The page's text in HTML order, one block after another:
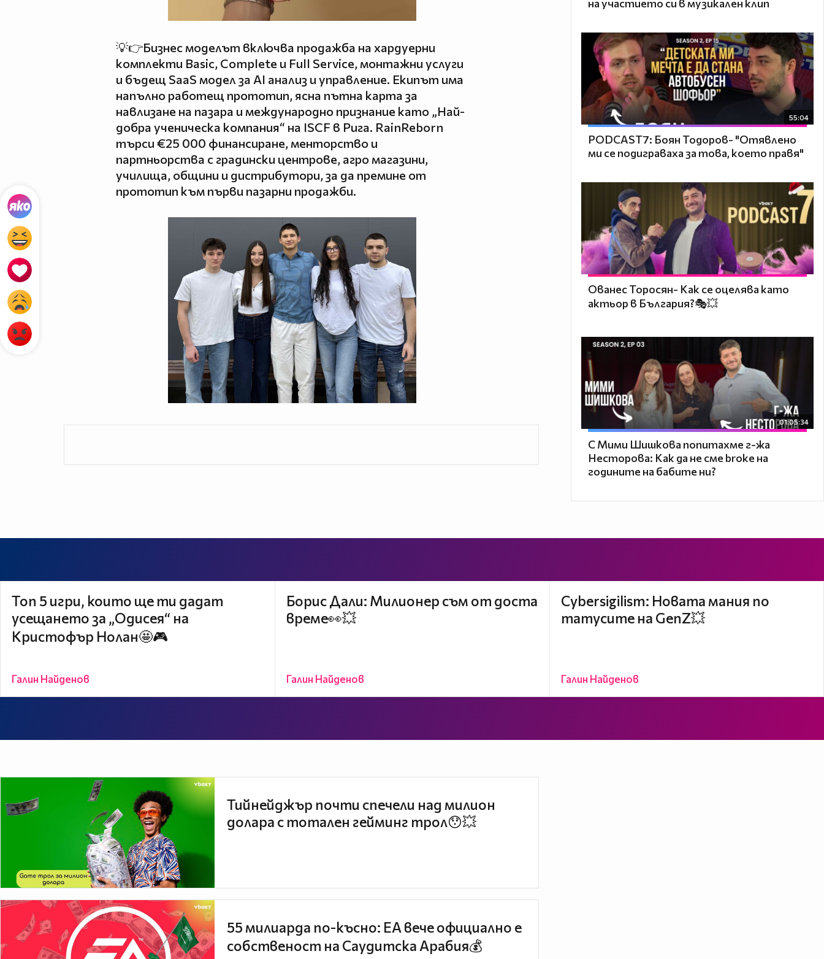
💡👉Бизнес моделът включва продажба на хардуерни
комплекти Basic, Complete и Full Service, монтажни услуги
и бъдещ SaaS модел за AI анализ и управление. Екипът има
напълно работещ прототип, ясна пътна карта за
навлизане на пазара и международно признание като „Най-
добра ученическа компания“ на ISCF в Рига. RainReborn
търси €25 000 финансиране, менторство и
партньорства с градински центрове, агро магазини,
училища, общини и дистрибутори, за да премине от
прототип към първи пазарни продажби.
Топ 5 игри, които ще ти дадат
усещането за „Одисея“ на
Кристофър Нолан🤩🎮
Галин Найденов
Борис Дали: Милионер съм от доста
време👀💥
Галин Найденов
Cybersigilism: Новата мания по
татусите на GenZ💥
Галин Найденов
на участието си в музикален клип
55:04
PODCAST7: ‪Боян Тодоров- "Отявлено
ми се подиграваха за това, което правя"
Ованес Торосян- Как се оцелява като
актьор в България?🎭💥
01:05:34
С Мими Шишкова попитахме г-жа
Несторова: Как да не сме broke на
годините на бабите ни?
Тийнейджър почти спечели над милион
долара с тотален гейминг трол😯💥
55 милиарда по-късно: EA вече официално е
собственост на Саудитска Арабия💰